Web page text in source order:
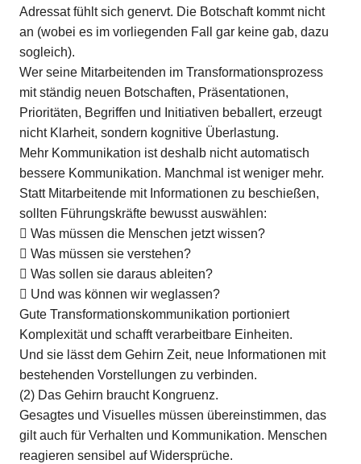
Adressat fühlt sich genervt. Die Botschaft kommt nicht
an (wobei es im vorliegenden Fall gar keine gab, dazu
sogleich).
Wer seine Mitarbeitenden im Transformationsprozess
mit ständig neuen Botschaften, Präsentationen,
Prioritäten, Begriffen und Initiativen beballert, erzeugt
nicht Klarheit, sondern kognitive Überlastung.
Mehr Kommunikation ist deshalb nicht automatisch
bessere Kommunikation. Manchmal ist weniger mehr.
Statt Mitarbeitende mit Informationen zu beschießen,
sollten Führungskräfte bewusst auswählen:
 Was müssen die Menschen jetzt wissen?
 Was müssen sie verstehen?
 Was sollen sie daraus ableiten?
 Und was können wir weglassen?
Gute Transformationskommunikation portioniert
Komplexität und schafft verarbeitbare Einheiten.
Und sie lässt dem Gehirn Zeit, neue Informationen mit
bestehenden Vorstellungen zu verbinden.
(2) Das Gehirn braucht Kongruenz.
Gesagtes und Visuelles müssen übereinstimmen, das
gilt auch für Verhalten und Kommunikation. Menschen
reagieren sensibel auf Widersprüche.